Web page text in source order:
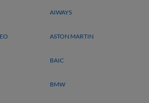
AIWAYS
ASTON MARTIN
BAIC
BMW